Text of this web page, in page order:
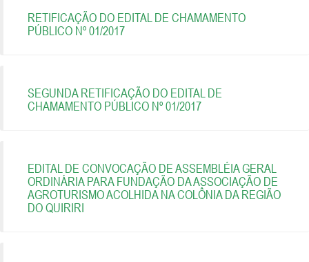
RETIFICAÇÃO DO EDITAL DE CHAMAMENTO
PÚBLICO Nº 01/2017
SEGUNDA RETIFICAÇÃO DO EDITAL DE
CHAMAMENTO PÚBLICO Nº 01/2017
EDITAL DE CONVOCAÇÃO DE ASSEMBLÉIA GERAL
ORDINÁRIA PARA FUNDAÇÃO DA ASSOCIAÇÃO DE
AGROTURISMO ACOLHIDA NA COLÔNIA DA REGIÃO
DO QUIRIRI